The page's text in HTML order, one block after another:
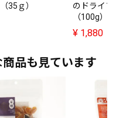
35ｇ）
のドライ
（100g）
¥ 1,880
品も見ています